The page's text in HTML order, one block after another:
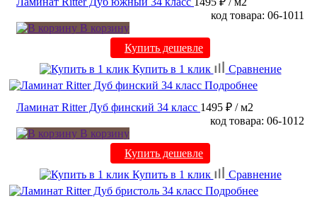
код товара: 06-1011
В корзину
Купить дешевле
Купить в 1 клик
Сравнение
Подробнее
Ламинат Ritter Дуб финский 34 класс 1495 ₽ / м2
код товара: 06-1012
В корзину
Купить дешевле
Купить в 1 клик
Сравнение
Подробнее